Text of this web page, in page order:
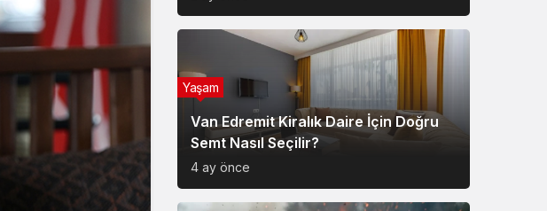
Van Edremit Kiralık Daire İçin Doğru
Semt Nasıl Seçilir?
4 ay önce
Yaşam